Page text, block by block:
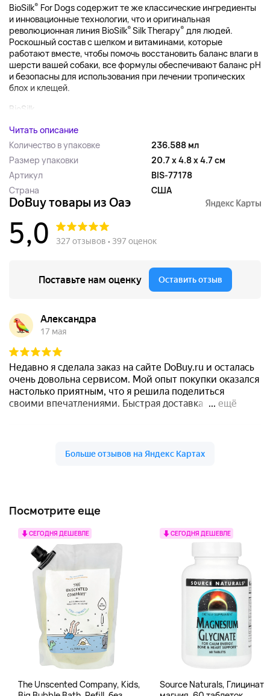
BioSilk® For Dogs содержит те же классические ингредиенты
и инновационные технологии, что и оригинальная
революционная линия BioSilk® Silk Therapy® для людей.
Роскошный состав с шелком и витаминами, которые
работают вместе, чтобы помочь восстановить баланс влаги в
шерсти вашей собаки, все формулы обеспечивают баланс pH
и безопасны для использования при лечении тропических
блох и клещей.
BioSilk...
Читать описание
Количество в упаковке
236.588 мл
Размер упаковки
20.7 x 4.8 x 4.7 см
Артикул
BIS-77178
Страна
США
Посмотрите еще
СЕГОДНЯ ДЕШЕВЛЕ
The Unscented Company, Kids,
СЕГОДНЯ ДЕШЕВЛЕ
Source Naturals, Глицинат